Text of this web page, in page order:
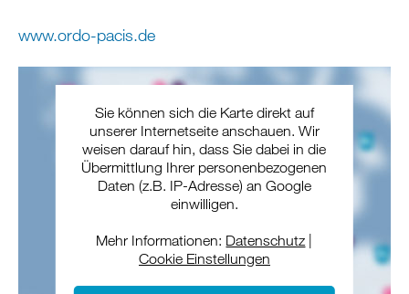
www.ordo-pacis.de
Sie können sich die Karte direkt auf
unserer Internetseite anschauen. Wir
weisen darauf hin, dass Sie dabei in die
Übermittlung Ihrer personenbezogenen
Daten (z.B. IP-Adresse) an Google
einwilligen.
Mehr Informationen: Datenschutz
Cookie Einstellungen